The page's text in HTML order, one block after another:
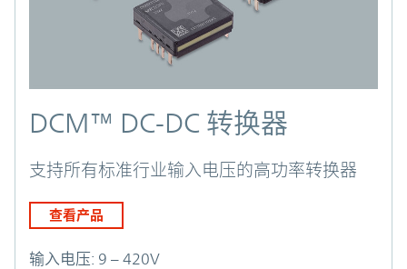
DCM™ DC-DC 转换器
支持所有标准行业输入电压的高功率转换器
查看产品
输入电压: 9 – 420V